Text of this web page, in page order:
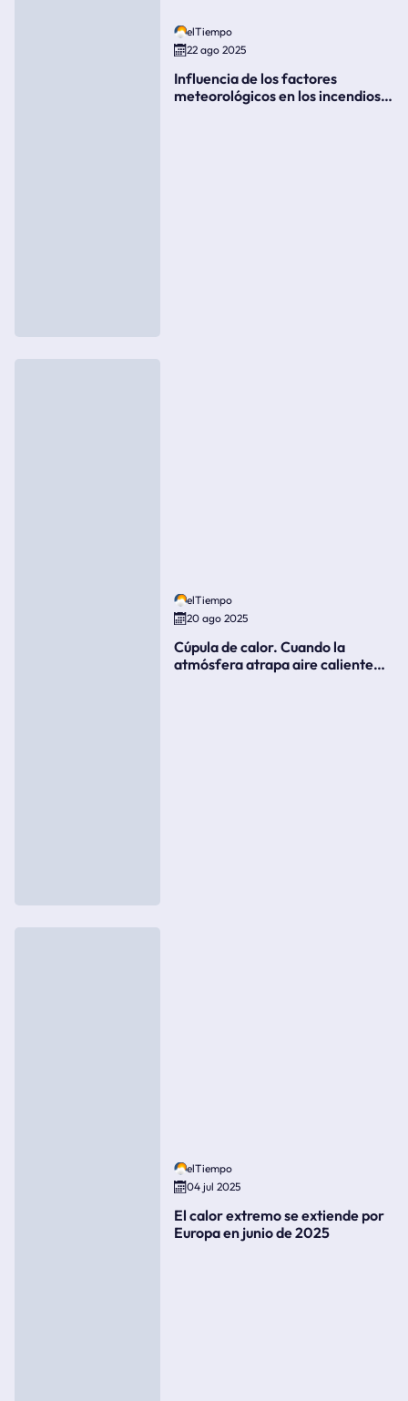
elTiempo
22 ago 2025
Influencia de los factores
meteorológicos en los incendios
elTiempo
20 ago 2025
Cúpula de calor. Cuando la
atmósfera atrapa aire caliente
elTiempo
04 jul 2025
El calor extremo se extiende por
Europa en junio de 2025